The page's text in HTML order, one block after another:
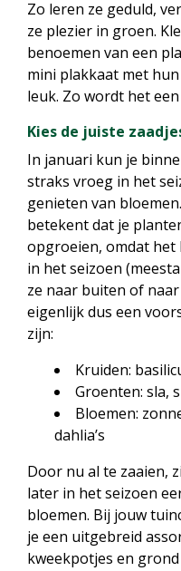
Zo leren ze geduld,
ze plezier in groen.
benoemen van een
mini plakkaat met
leuk. Zo wordt het
Kies de juiste
In januari kun je
straks vroeg in het
genieten van
betekent dat je
opgroeien, omdat
in het seizoen
ze naar buiten of
eigenlijk dus een
zijn:
Kruiden:
Groenten: sla,
Bloemen:
dahlia’s
Door nu al te zaaien,
later in het seizoen
bloemen. Bij jouw
je een uitgebreid
kweekpotjes en